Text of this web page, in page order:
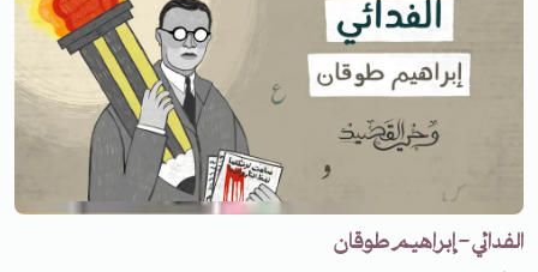
الفدائي - إبراهيم طوقان